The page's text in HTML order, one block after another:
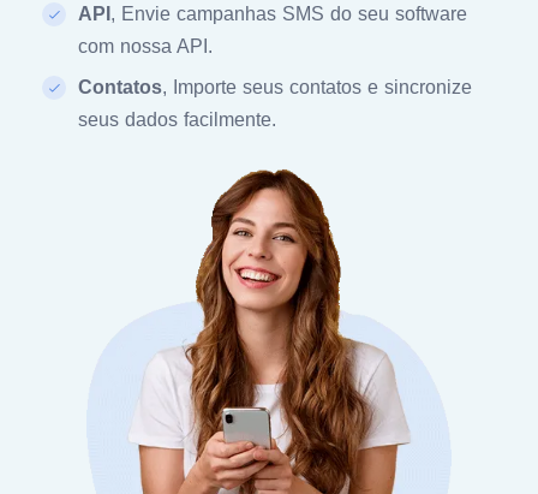
API , Envie campanhas SMS do seu software
com nossa API.
Contatos, Importe seus contatos e sincronize
seus dados facilmente.